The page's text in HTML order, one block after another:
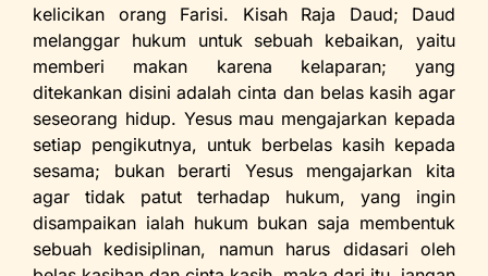
kelicikan orang Farisi. Kisah Raja Daud; Daud
melanggar hukum untuk sebuah kebaikan, yaitu
memberi makan karena kelaparan; yang
ditekankan disini adalah cinta dan belas kasih agar
seseorang hidup. Yesus mau mengajarkan kepada
setiap pengikutnya, untuk berbelas kasih kepada
sesama; bukan berarti Yesus mengajarkan kita
agar tidak patut terhadap hukum, yang ingin
disampaikan ialah hukum bukan saja membentuk
sebuah kedisiplinan, namun harus didasari oleh